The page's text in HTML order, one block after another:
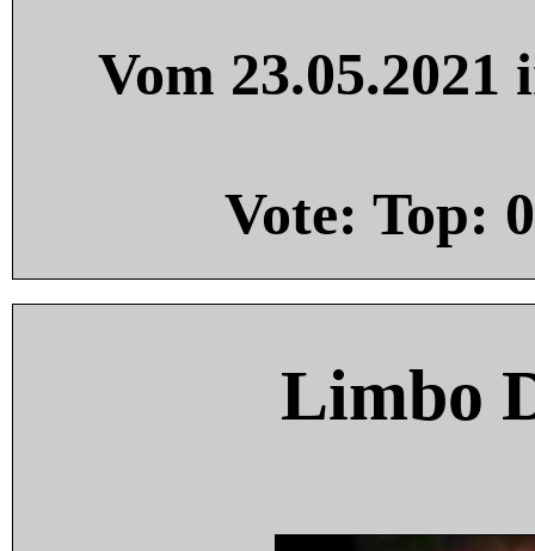
Vom
Vote: Top: 0
Limbo